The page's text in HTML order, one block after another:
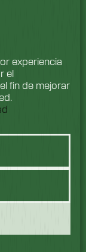
experiencia
el
fin de mejorar